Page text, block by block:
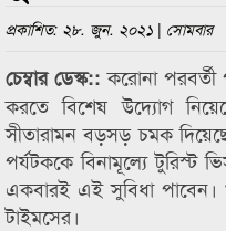
প্রকাশিত: ২৮. জুন. ২০২১ | সোমবার
চেম্বার ডেস্ক::করোনা পরবর্তী
করতে বিশেষ উদ্যোগ
সীতারামন বড়সড় চমক
পর্যটককে বিনামূল্যে টুরিস্ট
একবারই এই সুবিধা পাবেন।
টাইমসের।